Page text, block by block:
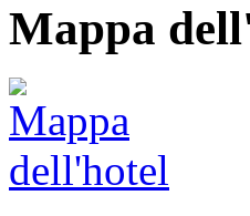
Mappa